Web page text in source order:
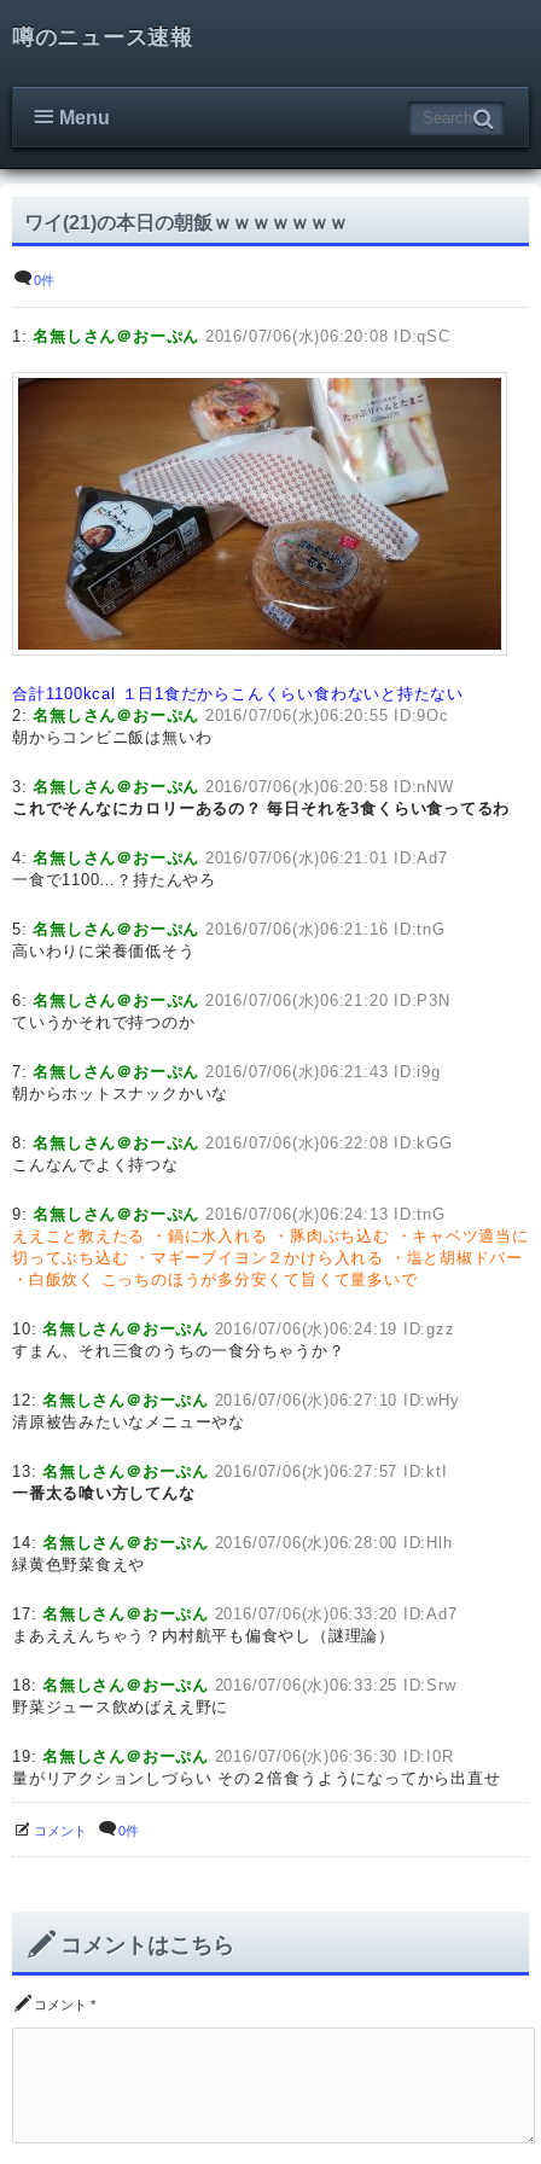
噂のニュース速報
Menu
ワイ(21)の本日の朝飯ｗｗｗｗｗｗｗ
0件
1:名無しさん＠おーぷん 2016/07/06(水)06:20:08 ID:qSC
合計1100kcal
１日1食だからこんくらい食わないと持たない
2:名無しさん＠おーぷん 2016/07/06(水)06:20:55 ID:9Oc
朝からコンビニ飯は無いわ
3:名無しさん＠おーぷん 2016/07/06(水)06:20:58 ID:nNW
これでそんなにカロリーあるの？ 毎日それを3食くらい食ってるわ
4:名無しさん＠おーぷん 2016/07/06(水)06:21:01 ID:Ad7
一食で1100…？持たんやろ
5:名無しさん＠おーぷん 2016/07/06(水)06:21:16 ID:tnG
高いわりに栄養価低そう
6:名無しさん＠おーぷん 2016/07/06(水)06:21:20 ID:P3N
ていうかそれで持つのか
7:名無しさん＠おーぷん 2016/07/06(水)06:21:43 ID:i9g
朝からホットスナックかいな
8:名無しさん＠おーぷん 2016/07/06(水)06:22:08 ID:kGG
こんなんでよく持つな
9:名無しさん＠おーぷん 2016/07/06(水)06:24:13 ID:tnG
ええこと教えたる
・鍋に水入れる ・豚肉ぶち込む
・キャベツ適当に
切ってぶち込む
・マギーブイヨン２かけら入れる
・塩と胡椒ドバー
・白飯炊く
こっちのほうが多分安くて旨くて量多いで
10:名無しさん＠おーぷん 2016/07/06(水)06:24:19 ID:gzz
すまん、それ三食のうちの一食分ちゃうか？
12:名無しさん＠おーぷん 2016/07/06(水)06:27:10 ID:wHy
清原被告みたいなメニューやな
13:名無しさん＠おーぷん 2016/07/06(水)06:27:57 ID:ktI
一番太る喰い方してんな
14:名無しさん＠おーぷん 2016/07/06(水)06:28:00 ID:Hlh
緑黄色野菜食えや
17:名無しさん＠おーぷん 2016/07/06(水)06:33:20 ID:Ad7
まあええんちゃう？内村航平も偏食やし（謎理論）
18:名無しさん＠おーぷん 2016/07/06(水)06:33:25 ID:Srw
野菜ジュース飲めばええ野に
19:名無しさん＠おーぷん 2016/07/06(水)06:36:30 ID:I0R
量がリアクションしづらい その２倍食うようになってから出直せ
コメント 0件
コメントはこちら
コメント *